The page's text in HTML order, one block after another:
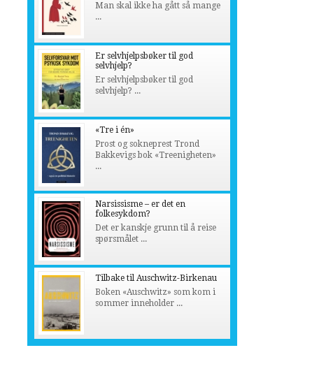
Man skal ikke ha gått så mange
...
Er selvhjelpsbøker til god
selvhjelp?
Er selvhjelpsbøker til god
selvhjelp? ...
«Tre i én»
Prost og sokneprest Trond
Bakkevigs bok «Treenigheten»
...
Narsissisme – er det en
folkesykdom?
Det er kanskje grunn til å reise
spørsmålet ...
Tilbake til Auschwitz-Birkenau
Boken «Auschwitz» som kom i
sommer inneholder ...